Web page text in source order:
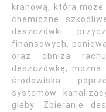
kranową, która
chemiczne
deszczówki
finansowych,
oraz obniża
deszczówkę,
środowiska
systemów
gleby. Zbieranie